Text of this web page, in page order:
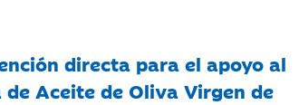
directa para el apoyo al
de Aceite de Oliva Virgen de